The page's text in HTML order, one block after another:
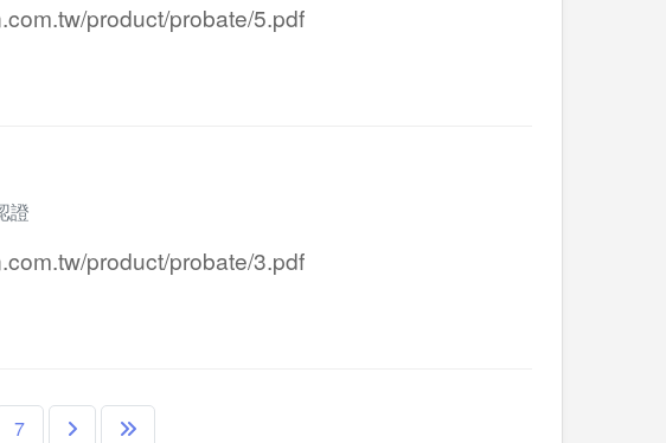
product/probate/5.pdf
證
product/probate/3.pdf
7